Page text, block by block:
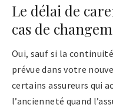
Le délai de
cas de
Oui, sauf si la
prévue dans votre
certains assureurs qui
l’ancienneté quand